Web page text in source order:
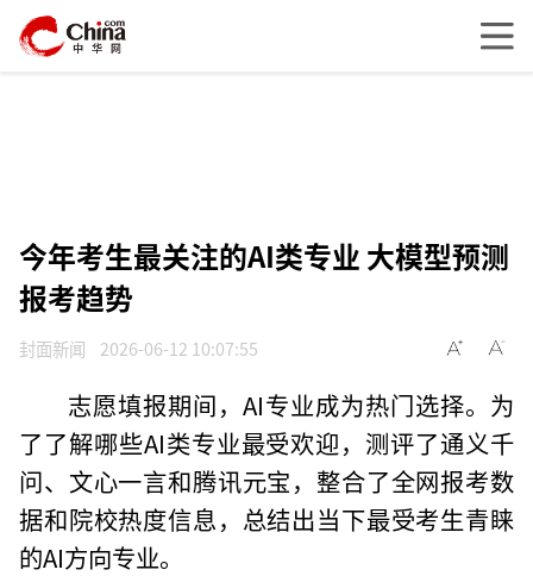
今年考生最关注的AI类专业 大模型预测
报考趋势
封面新闻 2026-06-12 10:07:55
志愿填报期间，AI专业成为热门选择。为
了了解哪些AI类专业最受欢迎，测评了通义千
问、文心一言和腾讯元宝，整合了全网报考数
据和院校热度信息，总结出当下最受考生青睐
的AI方向专业。